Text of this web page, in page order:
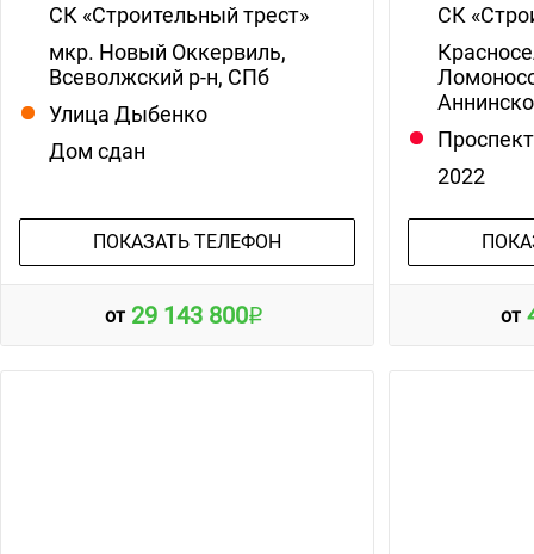
СК «Строительный трест»
мкр. Новый Оккервиль,
Всеволжский р-н, СПб
Улица Дыбенко
Дом сдан
ПОКАЗАТЬ ТЕЛЕФОН
от 29 143 800
СК
2022
от